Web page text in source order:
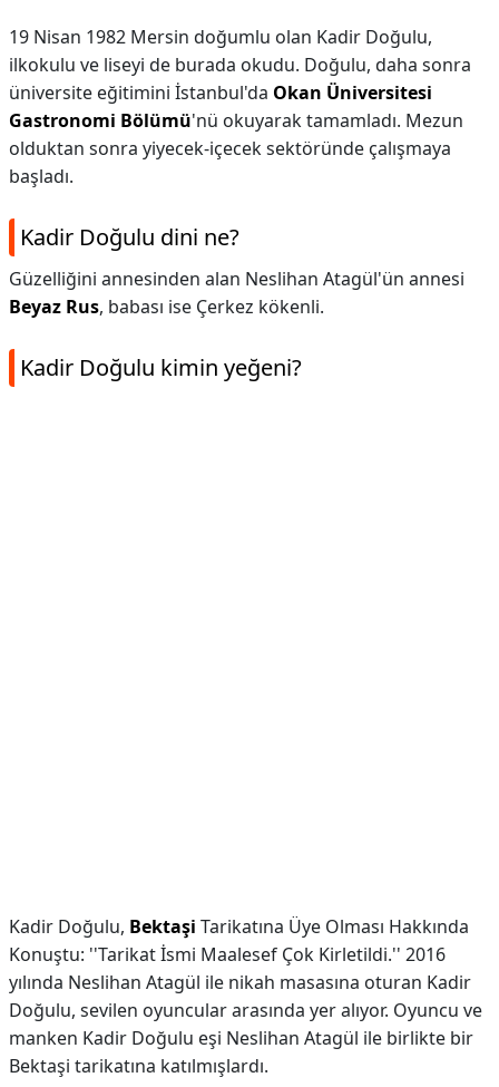
19 Nisan 1982 Mersin doğumlu olan Kadir Doğulu,
ilkokulu ve liseyi de burada okudu. Doğulu, daha sonra
üniversite eğitimini İstanbul'da Okan Üniversitesi
Gastronomi Bölümü'nü okuyarak tamamladı. Mezun
olduktan sonra yiyecek-içecek sektöründe çalışmaya
başladı.
Kadir Doğulu dini ne?
Güzelliğini annesinden alan Neslihan Atagül'ün annesi
Beyaz Rus, babası ise Çerkez kökenli.
Kadir Doğulu kimin yeğeni?
Kadir Doğulu, Bektaşi Tarikatına Üye Olması Hakkında
Konuştu: ''Tarikat İsmi Maalesef Çok Kirletildi.'' 2016
yılında Neslihan Atagül ile nikah masasına oturan Kadir
Doğulu, sevilen oyuncular arasında yer alıyor. Oyuncu ve
manken Kadir Doğulu eşi Neslihan Atagül ile birlikte bir
Bektaşi tarikatına katılmışlardı.